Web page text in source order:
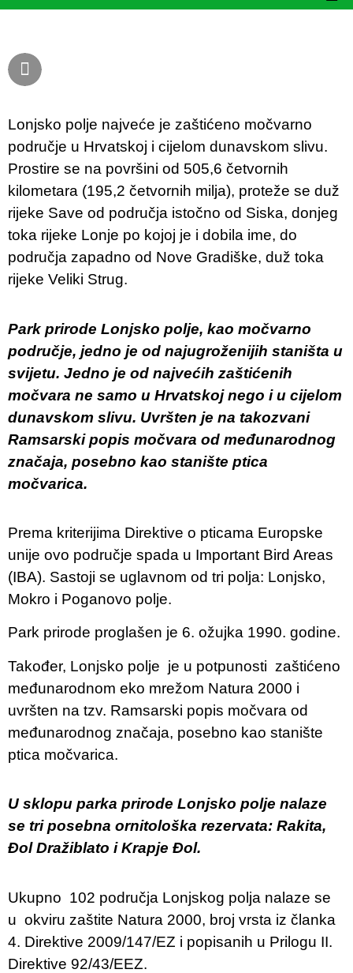
Lonjsko polje najveće je zaštićeno močvarno
područje u Hrvatskoj i cijelom dunavskom slivu.
Prostire se na površini od 505,6 četvornih
kilometara (195,2 četvornih milja), proteže se duž
rijeke Save od područja istočno od Siska, donjeg
toka rijeke Lonje po kojoj je i dobila ime, do
područja zapadno od Nove Gradiške, duž toka
rijeke Veliki Strug.
Park prirode Lonjsko polje, kao močvarno
područje, jedno je od najugroženijih staništa u
svijetu. Jedno je od najvećih zaštićenih
močvara ne samo u Hrvatskoj nego i u cijelom
dunavskom slivu. Uvršten je na takozvani
Ramsarski popis močvara od međunarodnog
značaja, posebno kao stanište ptica
močvarica.
Prema kriterijima Direktive o pticama Europske
unije ovo područje spada u Important Bird Areas
(IBA). Sastoji se uglavnom od tri polja: Lonjsko,
Mokro i Poganovo polje.
Park prirode proglašen je 6. ožujka 1990. godine.
Također, Lonjsko polje je u potpunosti zaštićeno
međunarodnom eko ​​mrežom Natura 2000 i
uvršten na tzv. Ramsarski popis močvara od
međunarodnog značaja, posebno kao stanište
ptica močvarica.
U sklopu parka prirode Lonjsko polje nalaze
se tri posebna ornitološka rezervata: Rakita,
Đol Dražiblato i Krapje Đol.
Ukupno 102 područja Lonjskog polja nalaze se
u okviru zaštite Natura 2000, broj vrsta iz članka
4. Direktive 2009/147/EZ i popisanih u Prilogu II.
Direktive 92/43/EEZ.